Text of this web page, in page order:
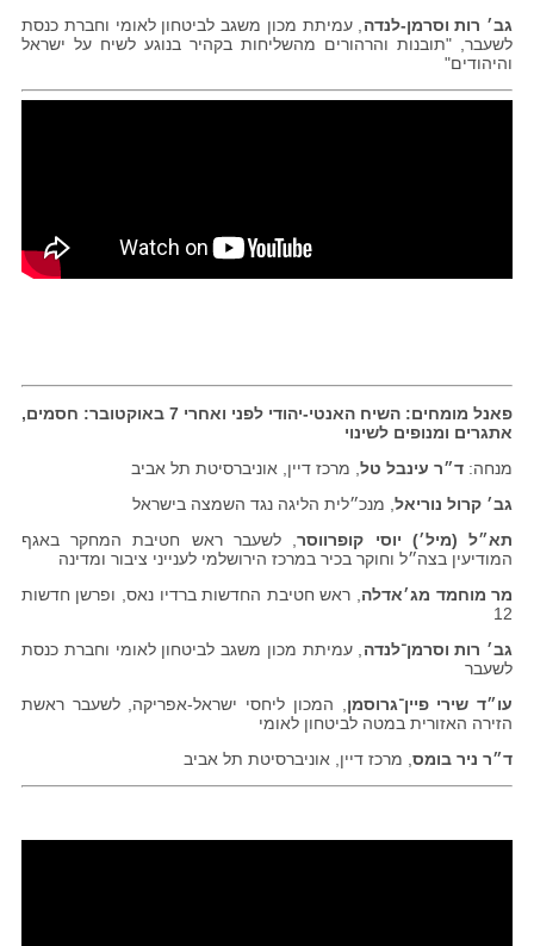
גב׳ רות וסרמן-לנדה , עמיתת מכון משגב לביטחון לאומי וחברת כנסת
לשעבר, "תובנות והרהורים מהשליחות בקהיר בנוגע לשיח על ישראל
והיהודים"
פאנל מומחים: השיח האנטי-יהודי לפני ואחרי 7 באוקטובר: חסמים,
אתגרים ומנופים לשינוי
מנחה: ד״ר עינבל טל, מרכז דיין, אוניברסיטת תל אביב
גב׳ קרול נוריאל, מנכ״לית הליגה נגד השמצה בישראל
תא״ל (מיל׳) יוסי קופרווסר, לשעבר ראש חטיבת המחקר באגף
המודיעין בצה״ל וחוקר בכיר במרכז הירושלמי לענייני ציבור ומדינה
מר מוחמד מג׳אדלה , ראש חטיבת החדשות ברדיו נאס, ופרשן חדשות
12
גב׳ רות וסרמן־לנדה , עמיתת מכון משגב לביטחון לאומי וחברת כנסת
לשעבר
עו״ד שירי פיין־גרוסמן , המכון ליחסי ישראל-אפריקה, לשעבר ראשת
הזירה האזורית במטה לביטחון לאומי
ד״ר ניר בומס, מרכז דיין, אוניברסיטת תל אביב